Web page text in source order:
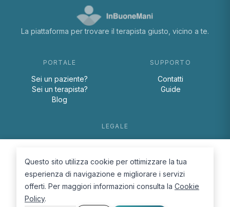
La piattaforma per trovare il terapista giusto, vicino a te.
PORTALE
Sei un paziente?
Sei un terapista?
Blog
SUPPORTO
Contatti
Guide
LEGALE
Cookie Policy
Questo sito utilizza cookie per ottimizzare la tua
esperienza di navigazione e migliorare i servizi
offerti. Per maggiori informazioni consulta la Cookie
Policy.